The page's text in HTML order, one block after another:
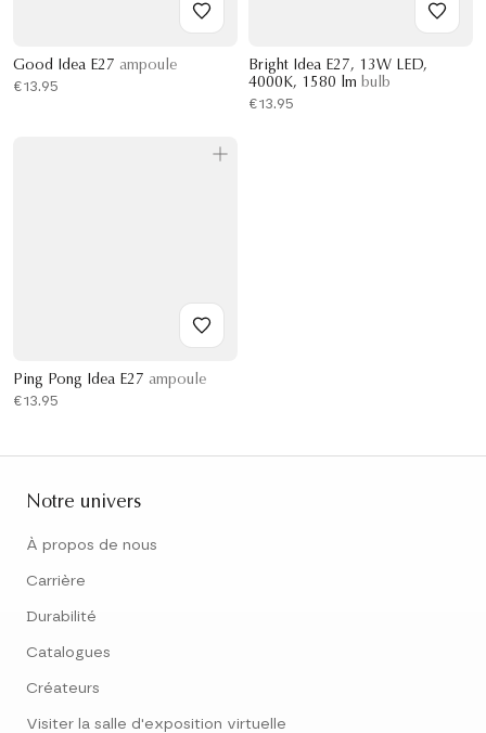
Good Idea E27 ampoule
€13.95
Bright Idea E27, 13W LED,
4000K, 1580 lm bulb
€13.95
Ping Pong Idea E27 ampoule
€13.95
Notre univers
À propos de nous
Carrière
Durabilité
Catalogues
Créateurs
Visiter la salle d'exposition virtuelle